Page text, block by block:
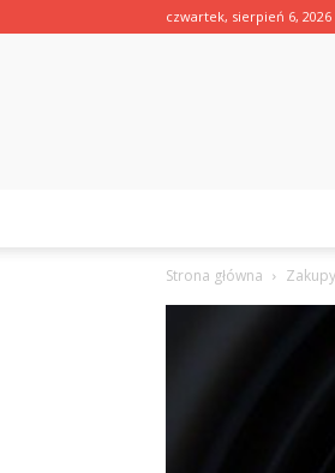
czwartek, sierpień 6, 2026
Strona główna Zakupy